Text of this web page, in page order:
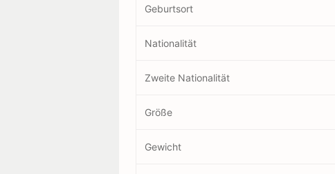
Geburtsort
Nationalität
Zweite Nationalität
Größe
Gewicht